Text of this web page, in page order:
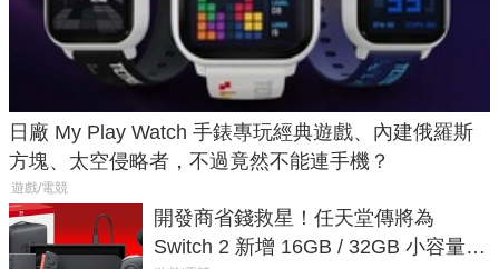
日廠 My Play Watch 手錶專玩經典遊戲、內建俄羅斯
方塊、太空侵略者，不過竟然不能連手機？
遊戲/電競
開發商省錢救星！任天堂傳將為
Switch 2 新增 16GB / 32GB 小容量遊